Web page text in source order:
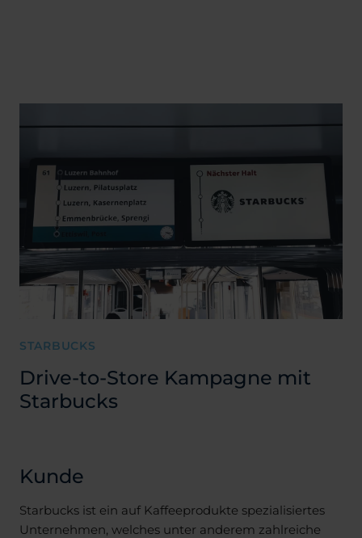
STARBUCKS
Drive-to-Store Kampagne mit
Starbucks
Kunde
Starbucks ist ein auf Kaffeeprodukte spezialisiertes
Unternehmen, welches unter anderem zahlreiche